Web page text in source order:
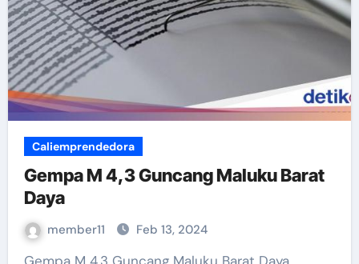
Caliemprendedora
Gempa M 4,3 Guncang Maluku Barat
Daya
member11 Feb 13, 2024